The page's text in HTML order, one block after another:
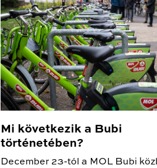
Mi következik a Bubi
történetében?
December 23-tól a MOL Bubi